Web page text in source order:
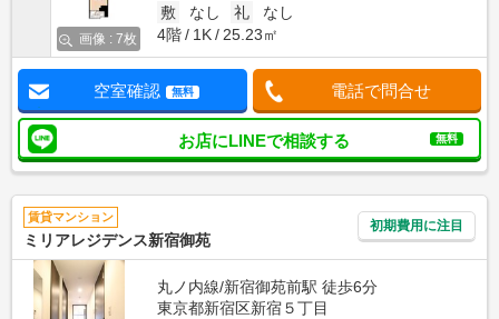
画像 : 7枚
敷
なし 礼
なし
4階
1K 25.23㎡
空室確認 無料 電話で問合せ
お店にLINEで相談する 無料
賃貸マンション
ミリアレジデンス新宿御苑
初期費用に注目
丸ノ内線/新宿御苑前駅 徒歩6分
東京都新宿区新宿５丁目